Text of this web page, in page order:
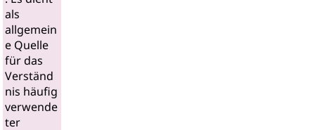
als
allgemein
e Quelle
für das
Verständ
nis häufig
verwende
ter